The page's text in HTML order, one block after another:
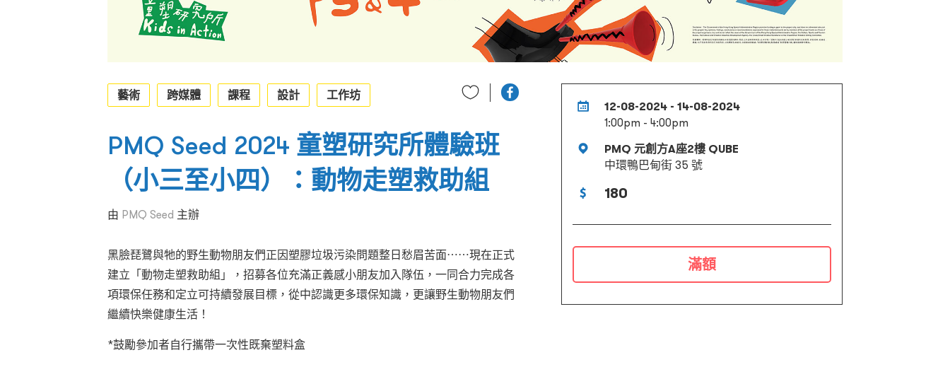
12-08-2024 - 14-08-2024
1:00pm - 4:00pm
PMQ 元創方A座2樓 QUBE
中環鴨巴甸街 35 號
180
滿額
藝術 跨媒體 課程 設計 工作坊
PMQ Seed 2024 童塑研究所體驗班
（小三至小四）：動物走塑救助組
由 PMQ Seed 主辦
黑臉琵鷺與牠的野生動物朋友們正因塑膠垃圾污染問題整日愁眉苦面⋯⋯現在正式
建立「動物走塑救助組」，招募各位充滿正義感小朋友加入隊伍，一同合力完成各
項環保任務和定立可持續發展目標，從中認識更多環保知識，更讓野生動物朋友們
繼續快樂健康生活！
*鼓勵參加者自行攜帶一次性既棄塑料盒